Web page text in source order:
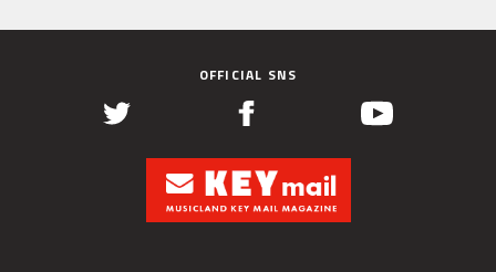
OFFICIAL SNS